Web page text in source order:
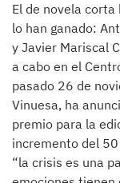
El de novela
lo han ganado:
y Javier Mariscal
a cabo en el
pasado 26 de
Vinuesa, ha
premio para la
incremento del
“la crisis es una